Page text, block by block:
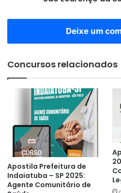
2025
Deixe um
Concursos relacionados
Apostila Prefeitura de
Indaiatuba – SP 2025:
Agente Comunitário de